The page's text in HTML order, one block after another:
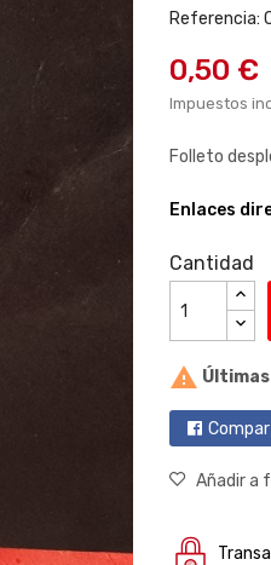
Referencia:
0,50 €
Impuestos
Folleto
Enlaces
Cantidad

Añadir a